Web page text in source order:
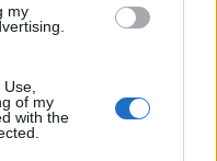
my
of my
with the
η αντιπαράθεση για
συνοριακούς